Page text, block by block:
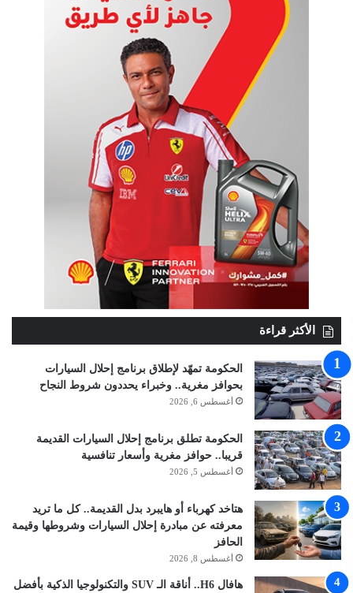
الأكثر قراءة
الحكومة تمهّد لإطلاق برنامج إحلال السيارات
بحوافز مغرية.. وخبراء يحددون شروط النجاح
أغسطس 6, 2026
الحكومة تطلق برنامج إحلال السيارات القديمة
قريبا.. حوافز مغرية وأسعار تنافسية
أغسطس 5, 2026
هتاخد كهرباء أو هايبرد بدل القديمة.. كل ما تريد
معرفته عن مبادرة إحلال السيارات وشروطها وقيمة
الحافز
أغسطس 8, 2026
هافال H6.. أناقة الـ SUV والتكنولوجيا الذكية بأفضل